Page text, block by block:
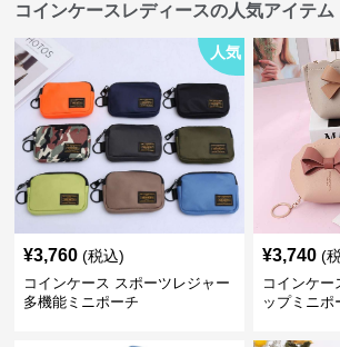
コインケースレディースの人気アイテム
人気
¥3,760 (税込)
コインケース スポーツレジャー
多機能ミニポーチ
¥3,740 (
コインケー
ップミニポ